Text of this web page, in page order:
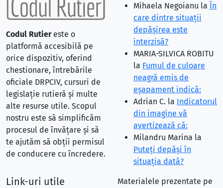
Codul Rutiereste o
platformă accesibilă pe
orice dispozitiv, oferind
chestionare, întrebările
oficiale DRPCIV, cursuri de
legislație rutieră și multe
alte resurse utile. Scopul
nostru este să simplificăm
procesul de învățare și să
te ajutăm să obții permisul
de conducere cu încredere.
Mihaela Negoianu la În
care dintre situaţii
depăşirea este
interzisă?
MARIA-SILVICA ROBITU
la Fumul de culoare
neagră emis de
eşapament indică:
Adrian C. la Indicatorul
din imagine vă
avertizează că:
Milandru Marina la
Puteţi depăşi în
situaţia dată?
Link-uri utile
Materialele prezentate pe